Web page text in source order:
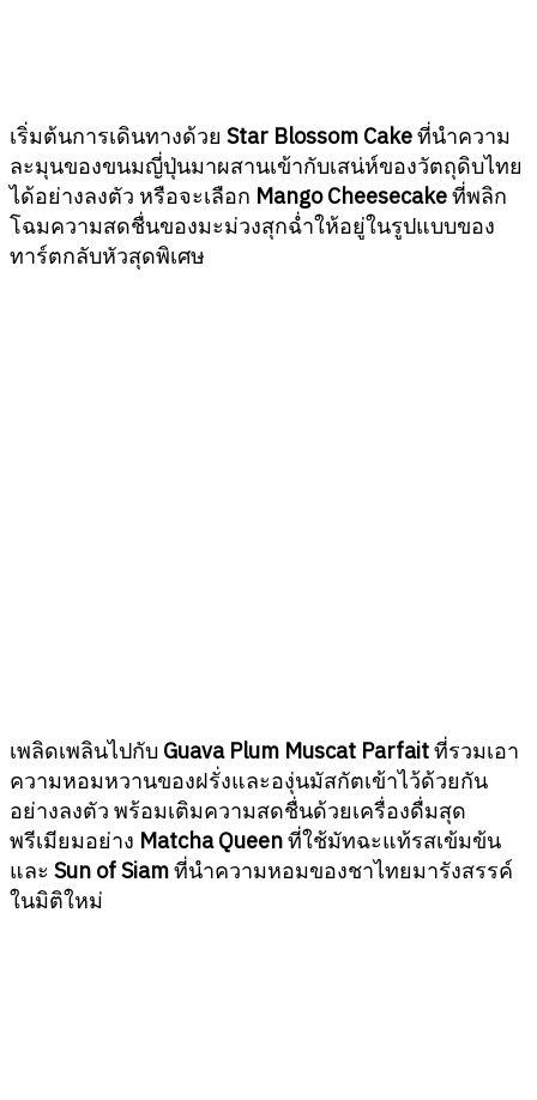
เริ่มต้นการเดินทางด้วย Star Blossom Cakeที่นำความ
ละมุนของขนมญี่ปุ่นมาผสานเข้ากับเสน่ห์ของวัตถุดิบไทย
ได้อย่างลงตัว หรือจะเลือก Mango Cheesecakeที่พลิก
โฉมความสดชื่นของมะม่วงสุกฉ่ำให้อยู่ในรูปแบบของ
ทาร์ตกลับหัวสุดพิเศษ
เพลิดเพลินไปกับ Guava Plum Muscat Parfaitที่รวมเอา
ความหอมหวานของฝรั่งและองุ่นมัสกัตเข้าไว้ด้วยกัน
อย่างลงตัว พร้อมเติมความสดชื่นด้วยเครื่องดื่มสุด
พรีเมียมอย่าง Matcha Queenที่ใช้มัทฉะแท้รสเข้มข้น
และ Sun of Siamที่นำความหอมของชาไทยมารังสรรค์
ในมิติใหม่